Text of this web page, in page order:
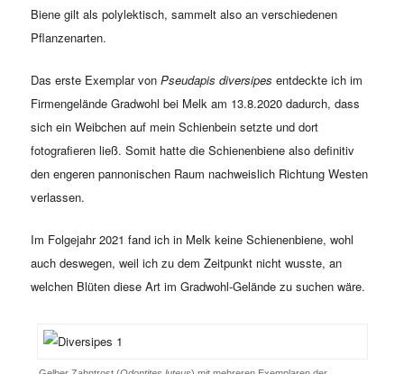
Biene gilt als polylektisch, sammelt also an verschiedenen
Pflanzenarten.
Das erste Exemplar vonPseudapis diversipes entdeckte ich im
Firmengelände Gradwohl bei Melk am 13.8.2020 dadurch, dass
sich ein Weibchen auf mein Schienbein setzte und dort
fotografieren ließ. Somit hatte die Schienenbiene also definitiv
den engeren pannonischen Raum nachweislich Richtung Westen
verlassen.
Im Folgejahr 2021 fand ich in Melk keine Schienenbiene, wohl
auch deswegen, weil ich zu dem Zeitpunkt nicht wusste, an
welchen Blüten diese Art im Gradwohl-Gelände zu suchen wäre.